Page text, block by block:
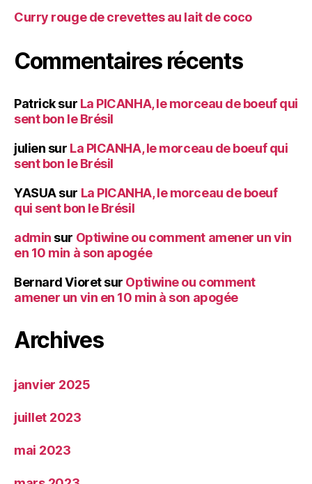
Curry rouge de crevettes au lait de coco
Commentaires récents
Patricksur La PICANHA, le morceau de boeuf qui
sent bon le Brésil
julien sur La PICANHA, le morceau de boeuf qui
sent bon le Brésil
YASUAsur La PICANHA, le morceau de boeuf
qui sent bon le Brésil
admin sur Optiwine ou comment amener un vin
en 10 min à son apogée
Bernard Vioretsur Optiwine ou comment
amener un vin en 10 min à son apogée
Archives
janvier 2025
juillet 2023
mai 2023